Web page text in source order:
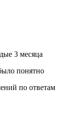
3 месяца
понятно
по ответам